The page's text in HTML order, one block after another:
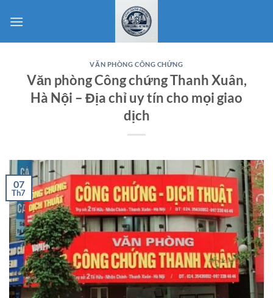
qua
VĂN PHÒNG CÔNG CHỨNG
Văn phòng Công chứng Thanh Xuân,
Hà Nội – Địa chỉ uy tín cho mọi giao
dịch
07
Th7